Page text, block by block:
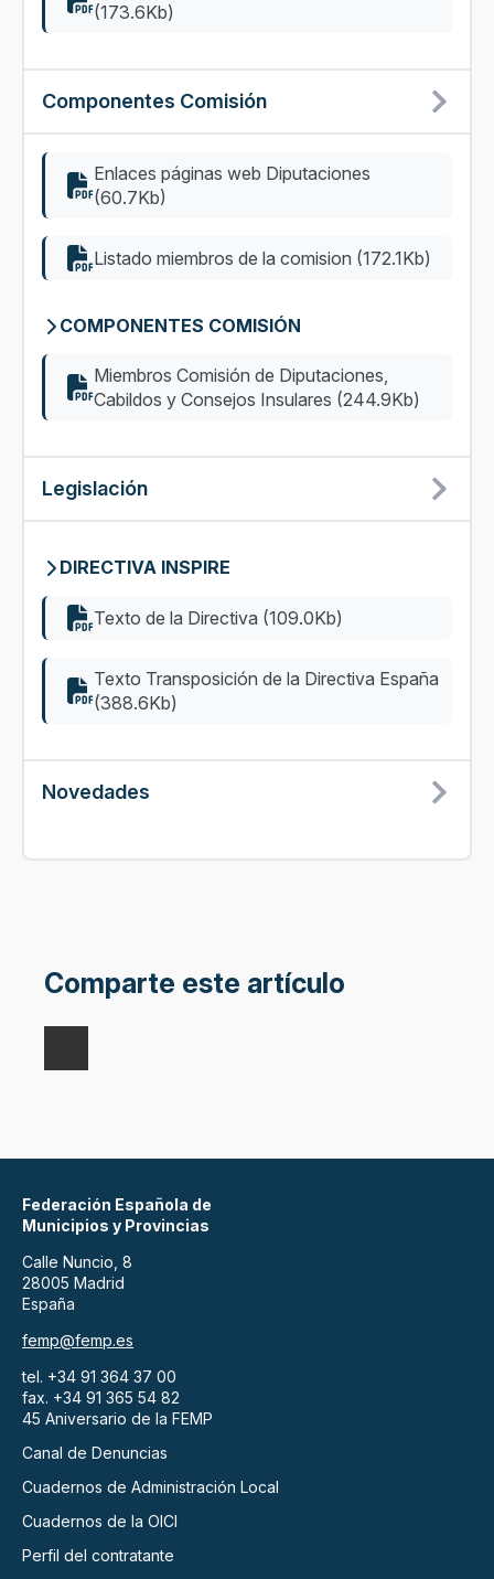
(173.6Kb)
Componentes Comisión
Enlaces páginas web Diputaciones
(60.7Kb)
Listado miembros de la comision (172.1Kb)
COMPONENTES COMISIÓN
Miembros Comisión de Diputaciones,
Cabildos y Consejos Insulares (244.9Kb)
Legislación
DIRECTIVA INSPIRE
Texto de la Directiva (109.0Kb)
Texto Transposición de la Directiva España
(388.6Kb)
Novedades
Comparte este artículo
Federación Española de
Municipios y Provincias
Calle Nuncio, 8
28005 Madrid
España
femp@femp.es
tel. +34 91 364 37 00
fax. +34 91 365 54 82
45 Aniversario de la FEMP
Canal de Denuncias
Cuadernos de Administración Local
Cuadernos de la OICI
Perfil del contratante